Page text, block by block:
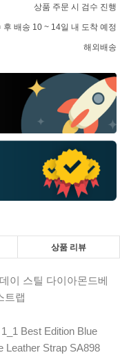
상품 주문 시 검수 진행
후 배송 10 ~ 14일 내 도착 예정
해외배송
상품 리뷰
이 스틸 다이아몬드베
트랩
Best Edition Blue
Leather Strap SA898